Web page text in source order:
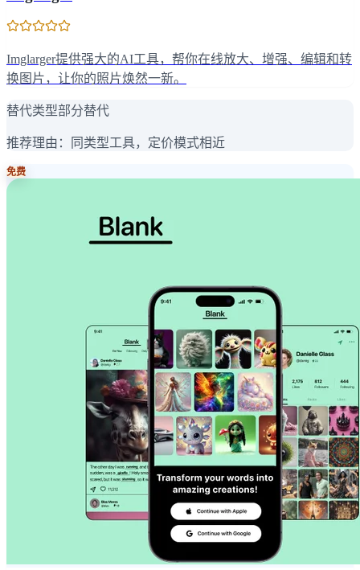
Imglarger提供强大的AI工具，帮你在线放大、增强、编辑和转
换图片，让你的照片焕然一新。
替代类型部分替代
推荐理由： 同类型工具，定价模式相近
免费